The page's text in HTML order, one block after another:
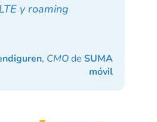
y roaming
, CMOdeSUMA
móvil